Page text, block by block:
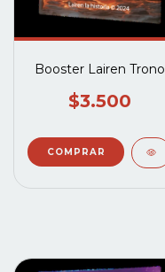
Booster Lairen Trono
$3.500